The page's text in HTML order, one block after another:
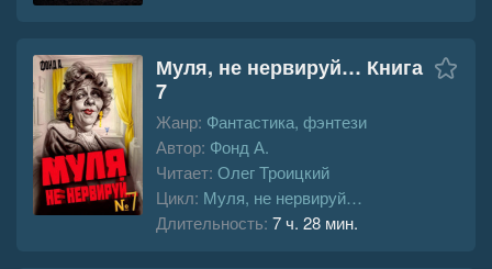
Муля, не нервируй… Книга
7
Жанр: Фантастика, фэнтези
Автор: Фонд А.
Читает: Олег Троицкий
Цикл: Муля, не нервируй…
Длительность: 7 ч. 28 мин.